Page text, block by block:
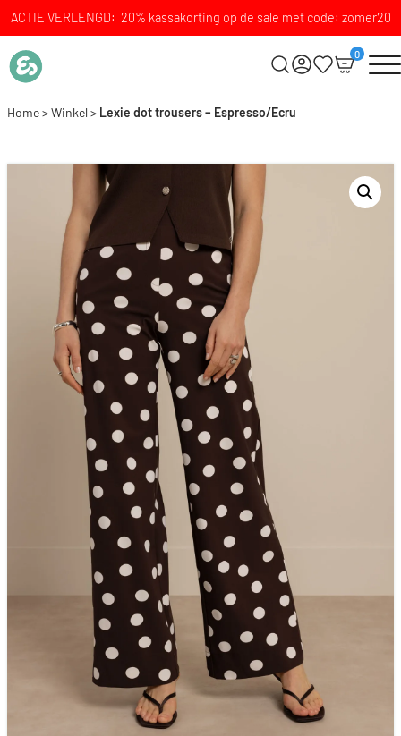
ACTIE VERLENGD: 20% kassakorting op de sale met code: zomer20
0
Home>Winkel> Lexie dot trousers – Espresso/Ecru